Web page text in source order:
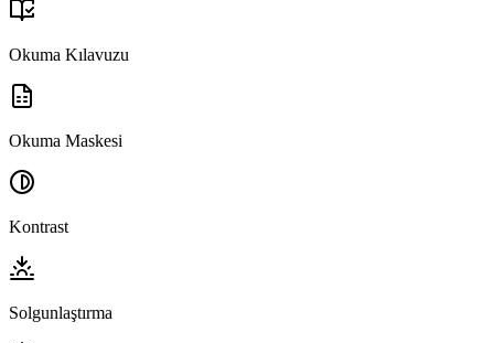
Okuma Kılavuzu
Okuma Maskesi
Kontrast
Solgunlaştırma